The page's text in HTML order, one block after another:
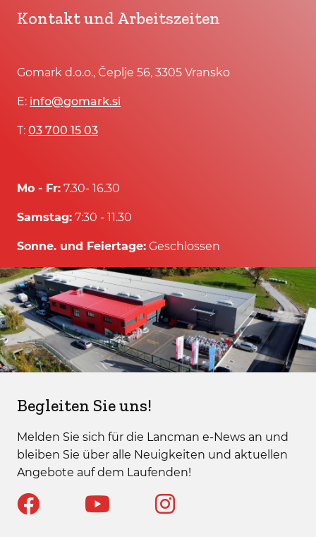
Kontakt und Arbeitszeiten
Gomark d.o.o., Čeplje 56, 3305 Vransko
E: info@gomark.si
T: 03 700 15 03
Mo - Fr: 7.30- 16.30
Samstag: 7:30 - 11.30
Sonne. und Feiertage: Geschlossen
Begleiten Sie uns!
Melden Sie sich für die Lancman e-News an und
bleiben Sie über alle Neuigkeiten und aktuellen
Angebote auf dem Laufenden!